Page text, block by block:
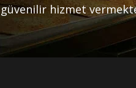
güvenilir hizmet